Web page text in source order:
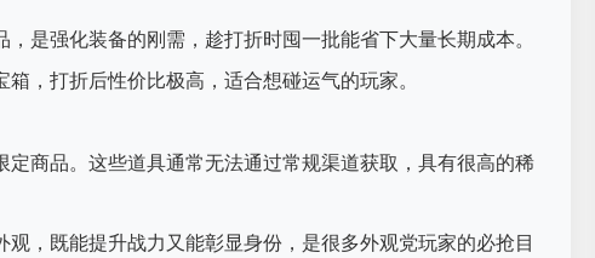
是强化装备的刚需，趁打折时囤一批能省下大量长期成本。
，打折后性价比极高，适合想碰运气的玩家。
商品。这些道具通常无法通过常规渠道获取，具有很高的稀
，既能提升战力又能彰显身份，是很多外观党玩家的必抢目